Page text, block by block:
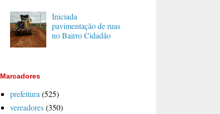
Iniciada
pavimentação de ruas
no Bairro Cidadão
Marcadores
prefeitura(525)
vereadores(350)